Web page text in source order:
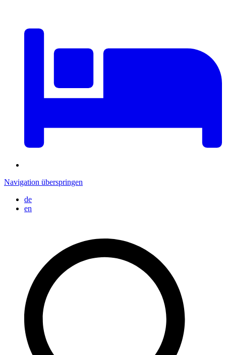
Navigation überspringen
de
en